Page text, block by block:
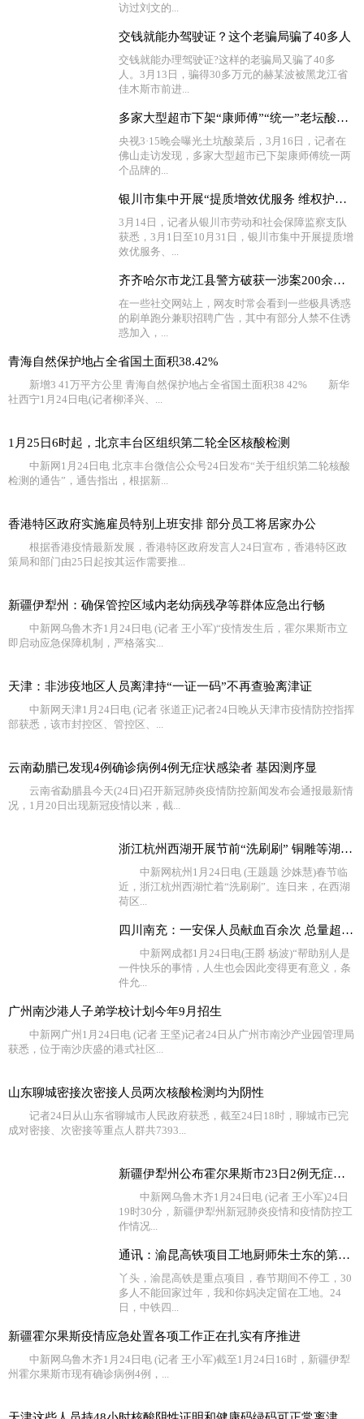
访过刘文的...
交钱就能办驾驶证？这个老骗局骗了40多人
交钱就能办理驾驶证?这样的老骗局又骗了40多
人。3月13日，骗得30多万元的赫某波被黑龙江省
佳木斯市前进...
多家大型超市下架“康师傅”“统一”老坛酸菜牛肉面
央视3·15晚会曝光土坑酸菜后，3月16日，记者在
佛山走访发现，多家大型超市已下架康师傅统一两
个品牌的...
银川市集中开展“提质增效优服务 维权护薪促稳定”活动
3月14日，记者从银川市劳动和社会保障监察支队
获悉，3月1日至10月31日，银川市集中开展提质增
效优服务、...
齐齐哈尔市龙江县警方破获一涉案200余万元的“帮信”案件
在一些社交网站上，网友时常会看到一些极具诱惑
的刷单跑分兼职招聘广告，其中有部分人禁不住诱
惑加入，...
青海自然保护地占全省国土面积38.42%
新增3 41万平方公里 青海自然保护地占全省国土面积38 42% 新华
社西宁1月24日电(记者柳泽兴、...
1月25日6时起，北京丰台区组织第二轮全区核酸检测
中新网1月24日电 北京丰台微信公众号24日发布“关于组织第二轮核酸
检测的通告”，通告指出，根据新...
香港特区政府实施雇员特别上班安排 部分员工将居家办公
根据香港疫情最新发展，香港特区政府发言人24日宣布，香港特区政
策局和部门由25日起按其运作需要推...
新疆伊犁州：确保管控区域内老幼病残孕等群体应急出行畅
中新网乌鲁木齐1月24日电 (记者 王小军)“疫情发生后，霍尔果斯市立
即启动应急保障机制，严格落实...
天津：非涉疫地区人员离津持“一证一码”不再查验离津证
中新网天津1月24日电 (记者 张道正)记者24日晚从天津市疫情防控指挥
部获悉，该市封控区、管控区、...
云南勐腊已发现4例确诊病例4例无症状感染者 基因测序显
云南省勐腊县今天(24日)召开新冠肺炎疫情防控新闻发布会通报最新情
况，1月20日出现新冠疫情以来，截...
浙江杭州西湖开展节前“洗刷刷” 铜雕等湖面设施换新颜
中新网杭州1月24日电 (王题题 沙姝慧)春节临
近，浙江杭州西湖忙着“洗刷刷”。连日来，在西湖
荷区...
四川南充：一安保人员献血百余次 总量超过40000毫升
中新网成都1月24日电(王爵 杨波)“帮助别人是
一件快乐的事情，人生也会因此变得更有意义，条
件允...
广州南沙港人子弟学校计划今年9月招生
中新网广州1月24日电 (记者 王坚)记者24日从广州市南沙产业园管理局
获悉，位于南沙庆盛的港式社区...
山东聊城密接次密接人员两次核酸检测均为阴性
记者24日从山东省聊城市人民政府获悉，截至24日18时，聊城市已完
成对密接、次密接等重点人群共7393...
新疆伊犁州公布霍尔果斯市23日2例无症状感染者流调情况
中新网乌鲁木齐1月24日电 (记者 王小军)24日
19时30分，新疆伊犁州新冠肺炎疫情和疫情防控工
作情况...
通讯：渝昆高铁项目工地厨师朱士东的第10个“家”
丫头，渝昆高铁是重点项目，春节期间不停工，30
多人不能回家过年，我和你妈决定留在工地。24
日，中铁四...
新疆霍尔果斯疫情应急处置各项工作正在扎实有序推进
中新网乌鲁木齐1月24日电 (记者 王小军)截至1月24日16时，新疆伊犁
州霍尔果斯市现有确诊病例4例，...